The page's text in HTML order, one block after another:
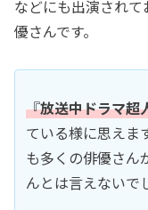
などにも出演され
優さんです。
『放送中ドラマ超
ている様に思えま
も多くの俳優さん
んとは言えないで